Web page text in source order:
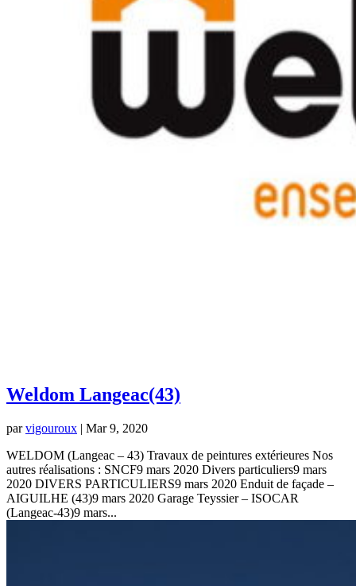
Weldom Langeac(43)
parvigouroux | Mar 9, 2020
WELDOM (Langeac – 43) Travaux de peintures extérieures Nos
autres réalisations : SNCF9 mars 2020 Divers particuliers9 mars
2020 DIVERS PARTICULIERS9 mars 2020 Enduit de façade –
AIGUILHE (43)9 mars 2020 Garage Teyssier – ISOCAR
(Langeac-43)9 mars...